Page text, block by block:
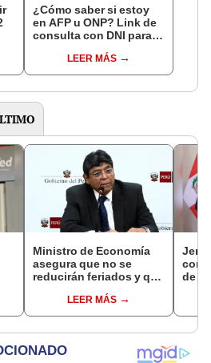
¿Cómo saber si estoy
en AFP u ONP? Link de
consulta con DNI para
pensiones estás
LEER MÁS
Ministro de Economía
asegura que no se
reducirán feriados y que
aumentará en dos
etapas
LEER MÁS
de